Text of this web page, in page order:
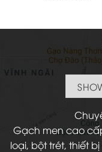
Gạch men cao
loại, bột trét, thiết